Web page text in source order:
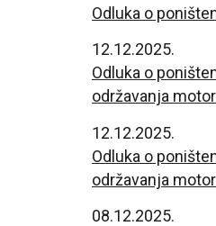
Odluka o
12.12.2025.
Odluka o
održavanja
12.12.2025.
Odluka o
održavanja
08.12.2025.